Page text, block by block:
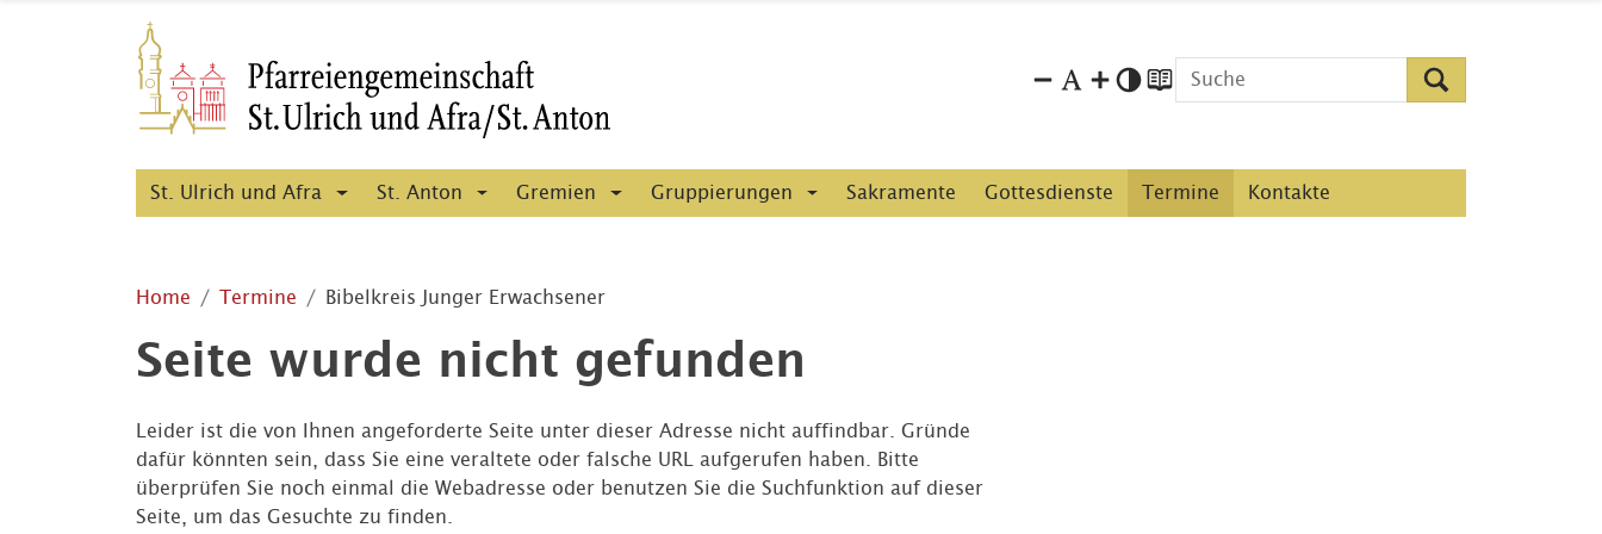
St. Ulrich und Afra St. Anton Gremien Gruppierungen Sakramente Gottesdienste Termine Kontakte
Home Termine Bibelkreis Junger Erwachsener
Seite wurde nicht gefunden
Leider ist die von Ihnen angeforderte Seite unter dieser Adresse nicht auffindbar. Gründe
dafür könnten sein, dass Sie eine veraltete oder falsche URL aufgerufen haben. Bitte
überprüfen Sie noch einmal die Webadresse oder benutzen Sie die Suchfunktion auf dieser
Seite, um das Gesuchte zu finden.